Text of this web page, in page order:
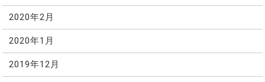
2020年2月
2020年1月
2019年12月